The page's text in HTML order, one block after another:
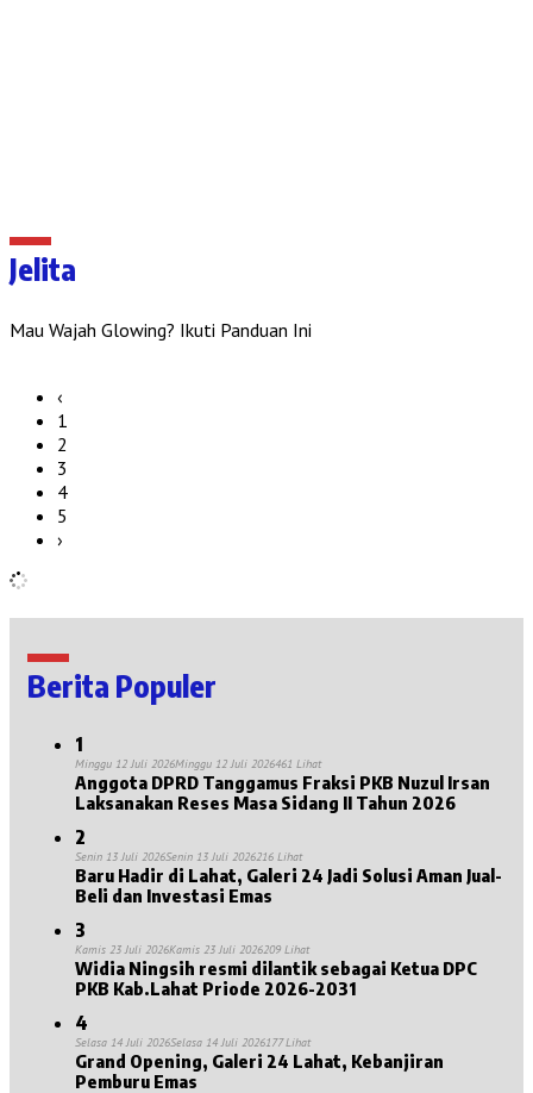
Jelita
Mau Wajah Glowing? Ikuti Panduan Ini
‹
1
2
3
4
5
›
Berita Populer
1
Minggu 12 Juli 2026Minggu 12 Juli 2026461 Lihat
Anggota DPRD Tanggamus Fraksi PKB Nuzul Irsan
Laksanakan Reses Masa Sidang II Tahun 2026
2
Senin 13 Juli 2026Senin 13 Juli 2026216 Lihat
Baru Hadir di Lahat, Galeri 24 Jadi Solusi Aman Jual-
Beli dan Investasi Emas
3
Kamis 23 Juli 2026Kamis 23 Juli 2026209 Lihat
Widia Ningsih resmi dilantik sebagai Ketua DPC
PKB Kab.Lahat Priode 2026-2031
4
Selasa 14 Juli 2026Selasa 14 Juli 2026177 Lihat
Grand Opening, Galeri 24 Lahat, Kebanjiran
Pemburu Emas